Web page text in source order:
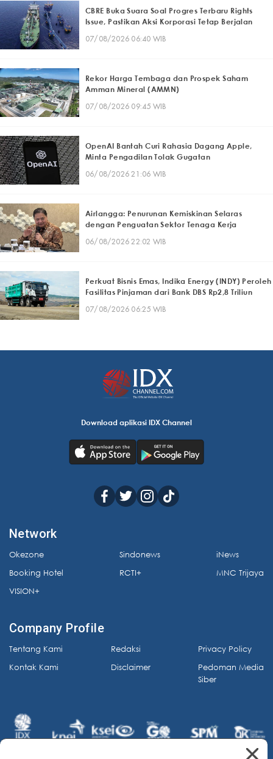
CBRE Buka Suara Soal Progres Terbaru Rights
Issue, Pastikan Aksi Korporasi Tetap Berjalan
07/08/2026 06:40 WIB
Rekor Harga Tembaga dan Prospek Saham
Amman Mineral (AMMN)
07/08/2026 09:45 WIB
OpenAI Bantah Curi Rahasia Dagang Apple,
Minta Pengadilan Tolak Gugatan
06/08/2026 21:06 WIB
Airlangga: Penurunan Kemiskinan Selaras
dengan Penguatan Sektor Tenaga Kerja
06/08/2026 22:02 WIB
Perkuat Bisnis Emas, Indika Energy (INDY) Peroleh
Fasilitas Pinjaman dari Bank DBS Rp2,8 Triliun
07/08/2026 06:25 WIB
Download aplikasi IDX Channel
Network
Okezone
Booking Hotel
VISION+
Sindonews
RCTI+
iNews
MNC Trijaya
Company Profile
Tentang Kami
Kontak Kami
Redaksi
Disclaimer
Privacy Policy
Pedoman Media
Siber